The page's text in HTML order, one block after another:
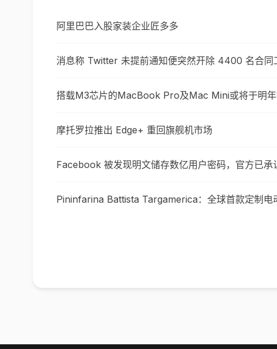
阿里巴巴入股家装企业匠多多
消息称 Twitter 未提前通知便突然开除 4400 名合同
搭载M3芯片的MacBook Pro及Mac Mini或将于明
摩托罗拉推出 Edge+ 重回旗舰机市场
Facebook 被发现明文储存数亿用户密码，官方已承
Pininfarina Battista Targamerica：全球首款定制电